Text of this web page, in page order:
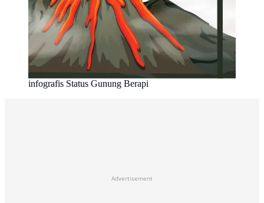
infografis Status Gunung Berapi
Advertisement